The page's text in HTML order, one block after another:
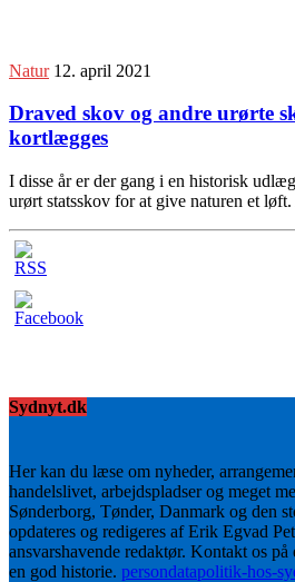
Natur 12. april 2021
Draved skov og andre urørte
kortlægges
I disse år er der gang i en historisk
urørt statsskov for at give naturen et
Sydnyt.dk
Her kan du læse om nyheder,
handelslivet, arbejdspladser og meget
Sønderborg, Tønder, Danmark og den
opdateres og redigeres af Erik Egvad
ansvarshavende redaktør. Kontakt os
en god historie. persondatapolitik-hos-